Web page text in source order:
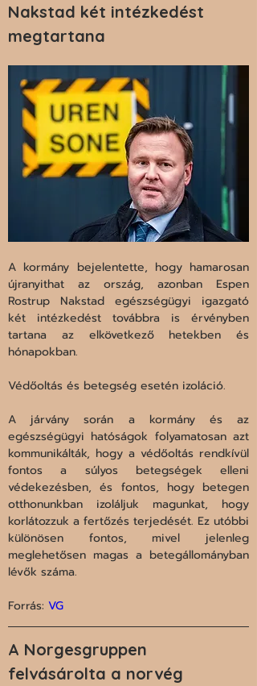
Nakstad két intézkedést
megtartana
A kormány bejelentette, hogy hamarosan
újranyithat az ország, azonban Espen
Rostrup Nakstad egészségügyi igazgató
két intézkedést továbbra is érvényben
tartana az elkövetkező hetekben és
hónapokban.
Védőoltás és betegség esetén izoláció.
A járvány során a kormány és az
egészségügyi hatóságok folyamatosan azt
kommunikálták, hogy a védőoltás rendkívül
fontos a súlyos betegségek elleni
védekezésben, és fontos, hogy betegen
otthonunkban izoláljuk magunkat, hogy
korlátozzuk a fertőzés terjedését. Ez utóbbi
különösen fontos, mivel jelenleg
meglehetősen magas a betegállományban
lévők száma.
Forrás: VG
A Norgesgruppen
felvásárolta a norvég